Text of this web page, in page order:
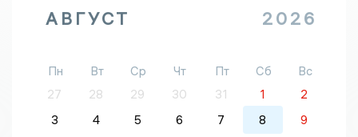
АВГУСТ 2026
Пн Вт Ср Чт Пт Сб
Вс
27
28 29 30 31 1
2
3
4 5 6 7 8
9